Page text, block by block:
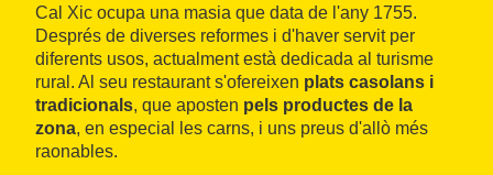
Cal Xic ocupa una masia que data de l'any 1755.
Després de diverses reformes i d'haver servit per
diferents usos, actualment està dedicada al turisme
rural. Al seu restaurant s'ofereixen plats casolans i
tradicionals, que aposten pels productes de la
zona, en especial les carns, i uns preus d'allò més
raonables.